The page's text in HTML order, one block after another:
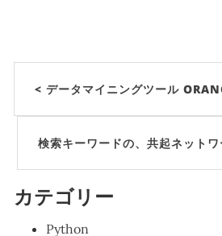
< データマイニングツール
検索キーワードの、共起ネット
カテゴリー
Python